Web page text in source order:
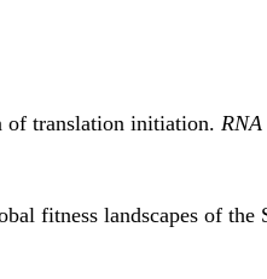
of translation initiation.
fitness landscapes of the